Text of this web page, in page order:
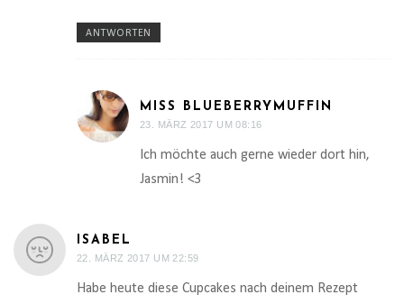
ANTWORTEN
MISS BLUEBERRYMUFFIN
23. MÄRZ 2017 UM 08:16
Ich möchte auch gerne wieder dort hin,
Jasmin! <3
ISABEL
22. MÄRZ 2017 UM 22:59
Habe heute diese Cupcakes nach deinem Rezept